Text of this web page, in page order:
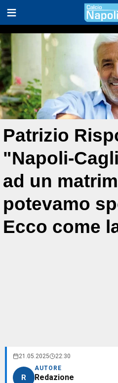
Patrizio
"Napoli-
ad un
potevamo
Ecco come
21.05.2025 22:30
R
AUTORE
Redazione